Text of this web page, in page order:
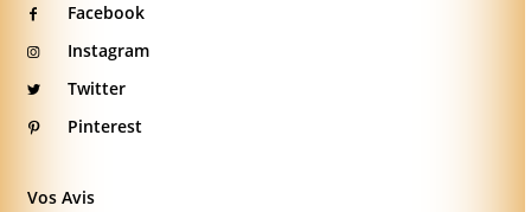
Facebook
Instagram
Twitter
Pinterest
Vos Avis